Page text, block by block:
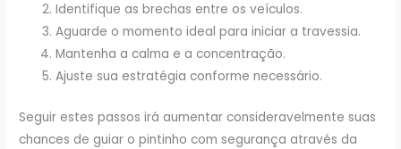
Identifique as brechas entre os veículos.
Aguarde o momento ideal para iniciar a travessia.
Mantenha a calma e a concentração.
Ajuste sua estratégia conforme necessário.
Seguir estes passos irá aumentar consideravelmente suas
chances de guiar o pintinho com segurança através da